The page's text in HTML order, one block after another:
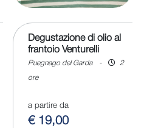
Degustazione di olio al
frantoio Venturelli
Puegnago del Garda - 2
ore
a partire da
€ 19,00